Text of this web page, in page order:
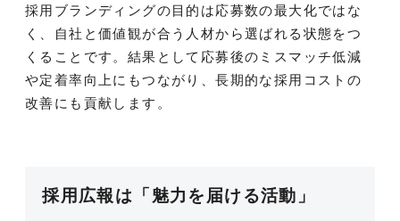
採用ブランディングの目的は応募数の最大化ではな
く、自社と価値観が合う人材から選ばれる状態をつ
くることです。結果として応募後のミスマッチ低減
や定着率向上にもつながり、長期的な採用コストの
改善にも貢献します。
採用広報は「魅力を届ける活動」